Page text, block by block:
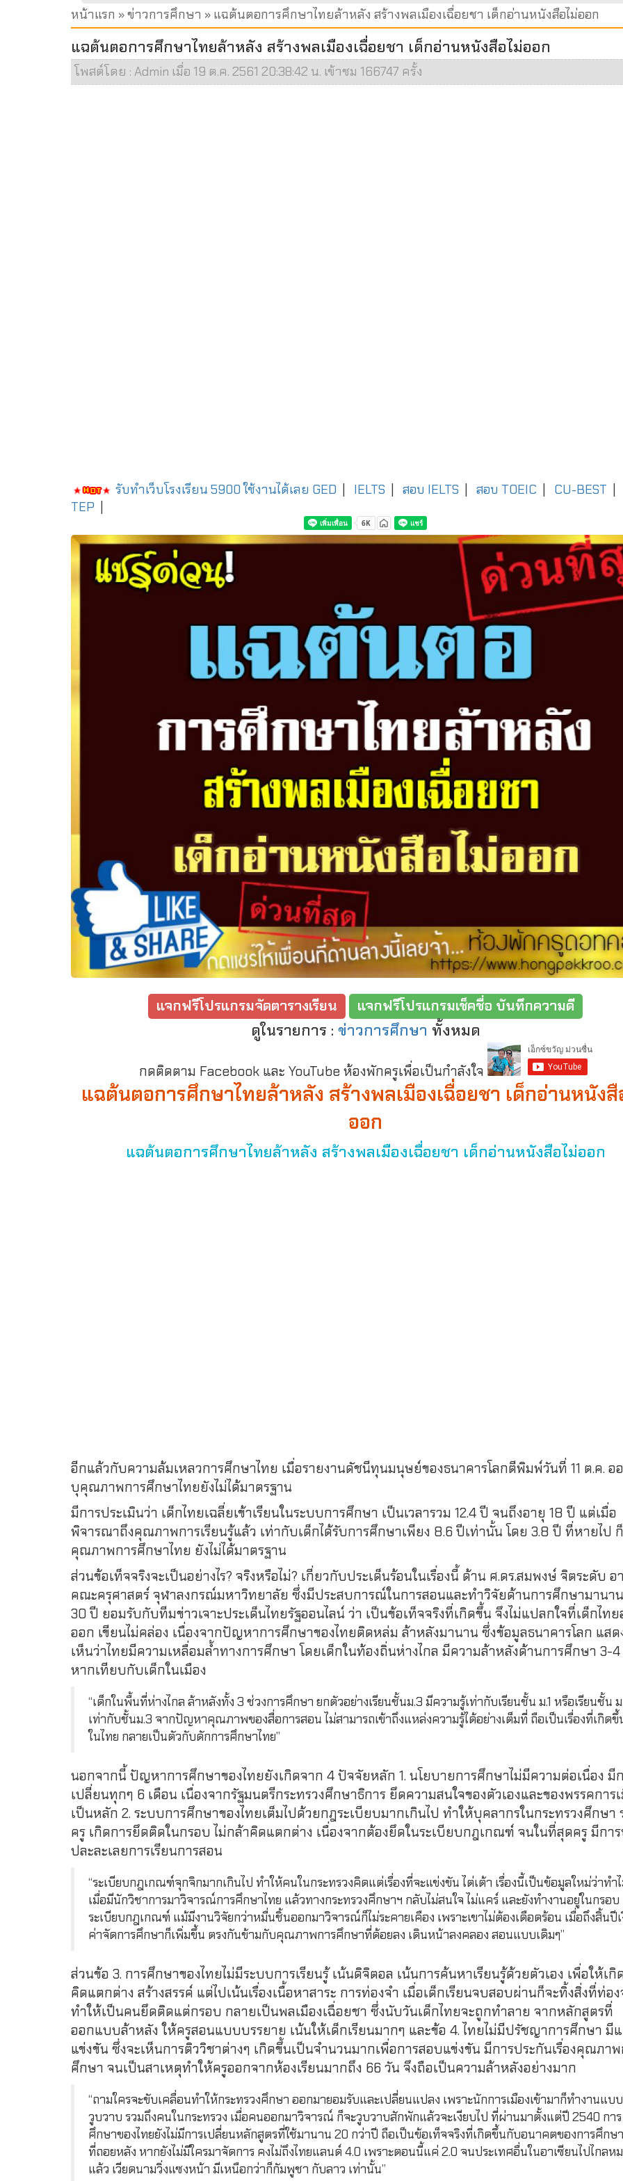
หน้าแรก »ข่าวการศึกษา » แฉต้นตอการศึกษาไทยล้าหลัง สร้างพลเมืองเฉื่อยชา เด็กอ่านหนังสือไม่ออก
แฉต้นตอการศึกษาไทยล้าหลัง สร้างพลเมืองเฉื่อยชา เด็กอ่านหนังสือไม่ออก
โพสต์โดย : Admin เมื่อ 19 ต.ค. 2561 20:38:42 น. เข้าชม 166747 ครั้ง
รับทำเว็บโรงเรียน 5900 ใช้งานได้เลย GED IELTS สอบ IELTS สอบ TOEIC CU-BEST
TEP
แจกฟรีโปรแกรมจัดตารางเรียน แจกฟรีโปรแกรมเช็คชื่อ บันทึกความดี
ดูในรายการ : ข่าวการศึกษา ทั้งหมด
กดติดตาม Facebook และ YouTube ห้องพักครูเพื่อเป็นกำลังใจ
แฉต้นตอการศึกษาไทยล้าหลัง สร้างพลเมืองเฉื่อยชา เด็กอ่านหนังสื
ออก
แฉต้นตอการศึกษาไทยล้าหลัง สร้างพลเมืองเฉื่อยชา เด็กอ่านหนังสือไม่ออก
อีกแล้วกับความล้มเหลวการศึกษาไทย เมื่อรายงานดัชนีทุนมนุษย์ของธนาคารโลกตีพิมพ์วันที่ 11 ต.ค. อ
บุคุณภาพการศึกษาไทยยังไม่ได้มาตรฐาน
มีการประเมินว่า เด็กไทยเฉลี่ยเข้าเรียนในระบบการศึกษา เป็นเวลารวม 12.4 ปี จนถึงอายุ 18 ปี แต่เมื่อ
พิจารณาถึงคุณภาพการเรียนรู้แล้ว เท่ากับเด็กได้รับการศึกษาเพียง 8.6 ปีเท่านั้น โดย 3.8 ปี ที่หายไป
คุณภาพการศึกษาไทย ยังไม่ได้มาตรฐาน
ส่วนข้อเท็จจริงจะเป็นอย่างไร? จริงหรือไม่? เกี่ยวกับประเด็นร้อนในเรื่องนี้ ด้าน ศ.ดร.สมพงษ์ จิตระดับ อ
คณะครุศาสตร์ จุฬาลงกรณ์มหาวิทยาลัย ซึ่งมีประสบการณ์ในการสอนและทำวิจัยด้านการศึกษามานา
30 ปี ยอมรับกับทีมข่าวเจาะประเด็นไทยรัฐออนไลน์ ว่า เป็นข้อเท็จจริงที่เกิดขึ้น จึงไม่แปลกใจที่เด็กไทย
ออก เขียนไม่คล่อง เนื่องจากปัญหาการศึกษาของไทยติดหล่ม ล้าหลังมานาน ซึ่งข้อมูลธนาคารโลก แสด
เห็นว่าไทยมีความเหลื่อมล้ำทางการศึกษา โดยเด็กในท้องถิ่นห่างไกล มีความล้าหลังด้านการศึกษา 3-
หากเทียบกับเด็กในเมือง
“เด็กในพื้นที่ห่างไกล ล้าหลังทั้ง 3 ช่วงการศึกษา ยกตัวอย่างเรียนชั้นม.3 มีความรู้เท่ากับเรียนชั้น ม.1 หรือเรียนชั้น
เท่ากับชั้นม.3 จากปัญหาคุณภาพของสื่อการสอน ไม่สามารถเข้าถึงแหล่งความรู้ได้อย่างเต็มที่ ถือเป็นเรื่องที่เกิดขึ้
ในไทย กลายเป็นตัวกับดักการศึกษาไทย”
นอกจากนี้ ปัญหาการศึกษาของไทยยังเกิดจาก 4 ปัจจัยหลัก 1. นโยบายการศึกษาไม่มีความต่อเนื่อง มี
เปลี่ยนทุกๆ 6 เดือน เนื่องจากรัฐมนตรีกระทรวงศึกษาธิการ ยึดความสนใจของตัวเองและของพรรคการ
เป็นหลัก 2. ระบบการศึกษาของไทยเต็มไปด้วยกฎระเบียบมากเกินไป ทำให้บุคลากรในกระทรวงศึกษา
ครู เกิดการยึดติดในกรอบ ไม่กล้าคิดแตกต่าง เนื่องจากต้องยึดในระเบียบกฎเกณฑ์ จนในที่สุดครู มีกา
ปละละเลยการเรียนการสอน
“ระเบียบกฎเกณฑ์จุกจิกมากเกินไป ทำให้คนในกระทรวงคิดแต่เรื่องที่จะแข่งขัน ไต่เต้า เรื่องนี้เป็นข้อมูลใหม่ว่าทำ
เมื่อมีนักวิชาการมาวิจารณ์การศึกษาไทย แล้วทางกระทรวงศึกษาฯ กลับไม่สนใจ ไม่แคร์ และยังทำงานอยู่ในกรอบ
ระเบียบกฎเกณฑ์ แม้มีงานวิจัยกว่าหมื่นชิ้นออกมาวิจารณ์ก็ไม่ระคายเคือง เพราะเขาไม่ต้องเดือดร้อน เมื่อถึงสิ้นปี
ค่าจัดการศึกษาก็เพิ่มขึ้น ตรงกันข้ามกับคุณภาพการศึกษาที่ด้อยลง เดินหน้าลงคลอง สอนแบบเดิมๆ”
ส่วนข้อ 3. การศึกษาของไทยไม่มีระบบการเรียนรู้ เน้นดิจิตอล เน้นการค้นหาเรียนรู้ด้วยตัวเอง เพื่อให้เกิ
คิดแตกต่าง สร้างสรรค์ แต่ไปเน้นเรื่องเนื้อหาสาระ การท่องจำ เมื่อเด็กเรียนจบสอบผ่านก็จะทิ้งสิ่งที่ท่อง
ทำให้เป็นคนยึดติดแต่กรอบ กลายเป็นพลเมืองเฉื่อยชา ซึ่งนับวันเด็กไทยจะถูกทำลาย จากหลักสูตรที่
ออกแบบล้าหลัง ให้ครูสอนแบบบรรยาย เน้นให้เด็กเรียนมากๆ และข้อ 4. ไทยไม่มีปรัชญาการศึกษา มี
แข่งขัน ซึ่งจะเห็นการติววิชาต่างๆ เกิดขึ้นเป็นจำนวนมากเพื่อการสอบแข่งขัน มีการประกันเรื่องคุณภา
ศึกษา จนเป็นสาเหตุทำให้ครูออกจากห้องเรียนมากถึง 66 วัน จึงถือเป็นความล้าหลังอย่างมาก
“ถามใครจะขับเคลื่อนทำให้กระทรวงศึกษา ออกมายอมรับและเปลี่ยนแปลง เพราะนักการเมืองเข้ามาก็ทำงานแบบ
วูบวาบ รวมถึงคนในกระทรวง เมื่อคนออกมาวิจารณ์ ก็จะวูบวาบสักพักแล้วจะเงียบไป ที่ผ่านมาตั้งแต่ปี 2540 การ
ศึกษาของไทยยังไม่มีการเปลี่ยนหลักสูตรที่ใช้มานาน 20 กว่าปี ถือเป็นข้อเท็จจริงที่เกิดขึ้นกับอนาคตของการศึกษ
ที่ถอยหลัง หากยังไม่มีใครมาจัดการ คงไม่ถึงไทยแลนด์ 4.0 เพราะตอนนี้แค่ 2.0 จนประเทศอื่นในอาเซียนไปไกลห
แล้ว เวียดนามวิ่งแซงหน้า มีเหนือกว่าก็กัมพูชา กับลาว เท่านั้น”